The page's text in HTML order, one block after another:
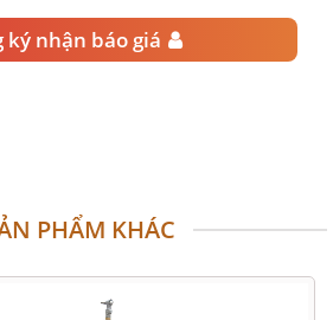
ký nhận báo giá
PHẨM KHÁC